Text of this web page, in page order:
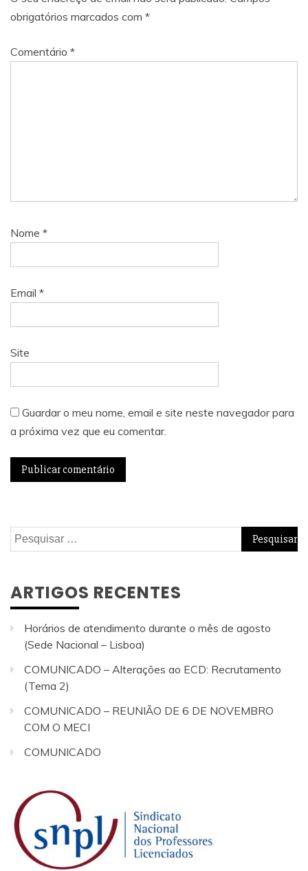
obrigatórios marcados com *
Comentário *
Nome *
Email *
Site
Guardar o meu nome, email e site neste navegador para
a próxima vez que eu comentar.
Pesquisar
por:
ARTIGOS RECENTES
Horários de atendimento durante o mês de agosto
(Sede Nacional – Lisboa)
COMUNICADO – Alterações ao ECD: Recrutamento
(Tema 2)
COMUNICADO – REUNIÃO DE 6 DE NOVEMBRO
COM O MECI
COMUNICADO